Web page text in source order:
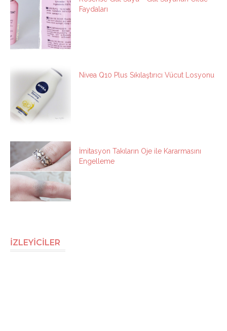
Faydaları
Nivea Q10 Plus Sıkılaştırıcı Vücut Losyonu
İmitasyon Takıların Oje ile Kararmasını
Engelleme
İZLEYİCİLER